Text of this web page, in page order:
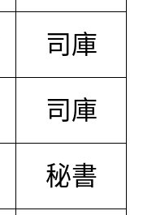
司庫
司庫
秘書